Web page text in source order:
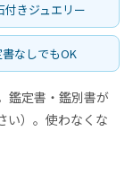
付きジュエリー
なしでもOK
鑑定書・鑑別書が
い）。使わなくな